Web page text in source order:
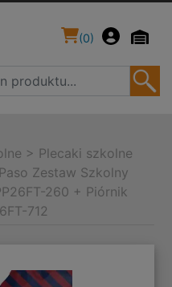
(0)
> Plecaki szkolne
Paso Zestaw Szkolny
260 + Piórnik
712